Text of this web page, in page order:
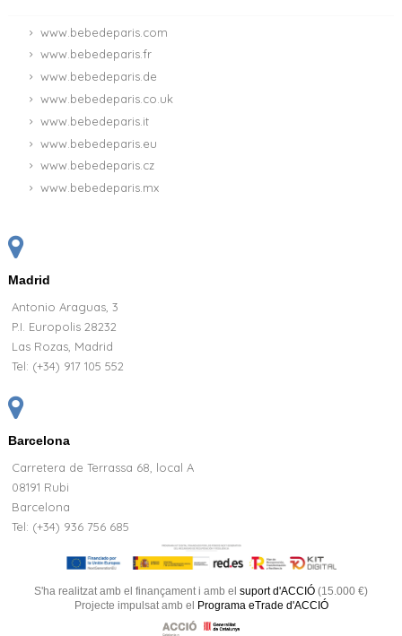
www.bebedeparis.com
www.bebedeparis.fr
www.bebedeparis.de
www.bebedeparis.co.uk
www.bebedeparis.it
www.bebedeparis.eu
www.bebedeparis.cz
www.bebedeparis.mx
Madrid
Antonio Araguas, 3
P.I. Europolis 28232
Las Rozas, Madrid
Tel: (+34) 917 105 552
Barcelona
Carretera de Terrassa 68, local A
08191 Rubi
Barcelona
Tel: (+34) 936 756 685
S'ha realitzat amb el finançament i amb el suport d'ACCIÓ (15.000 €)
Projecte impulsat amb el
Programa eTrade d'ACCIÓ